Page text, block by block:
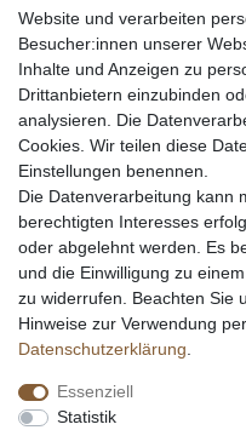
Messer Info Forum
Messer schärfen
Messerhersteller
Stahltabelle
Stahlarten
Rockwell Härte
Messerarten
Klingenformen
Holzarten
Impressum
Widerrufs­recht
Website und verarbeiten
Besucher:innen unserer
Inhalte und Anzeigen zu
Drittanbietern einzubinden
analysieren. Die
Cookies. Wir teilen diese
Einstellungen benennen.
Die Datenverarbeitung kann
berechtigten Interesses
oder abgelehnt werden. Es
und die Einwilligung zu
zu widerrufen. Beachten Sie
Hinweise zur Verwendung
Daten­schutz­erklärung
Essenziell
Statistik